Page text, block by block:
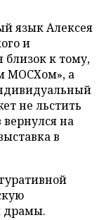
язык Алексея
и
близок к тому,
МОСХом», а
не льстить
на
в
драмы.